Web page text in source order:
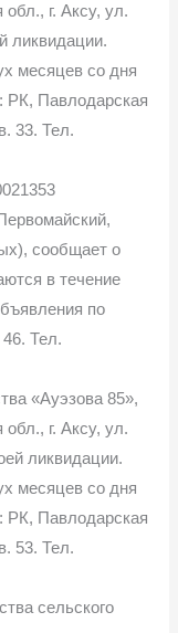
г. Аксу, ул.
ликвидации.
месяцев со дня
РК, Павлодарская
33. Тел.
сообщает о
в течение
по
Тел.
«Ауэзова 85»,
г. Аксу, ул.
ликвидации.
месяцев со дня
РК, Павлодарская
53. Тел.
сельского